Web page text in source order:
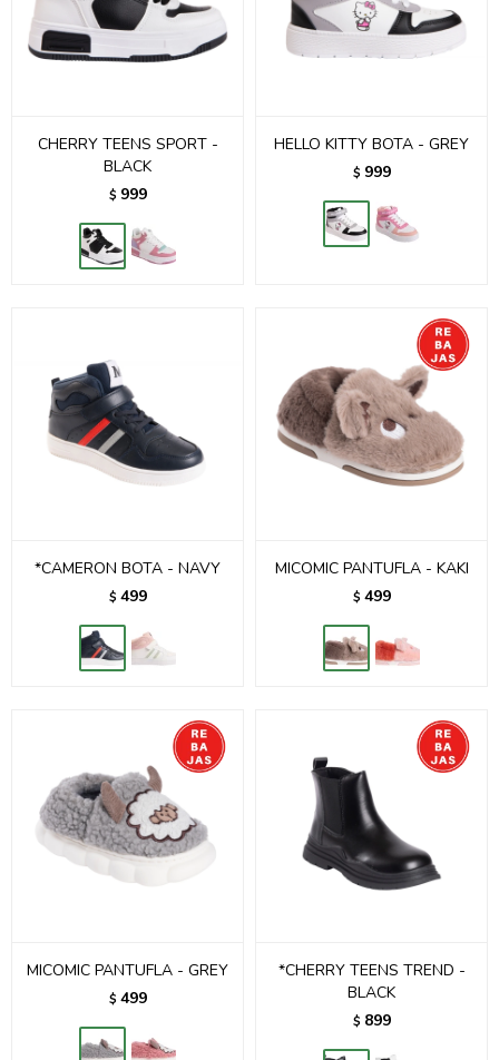
CHERRY TEENS SPORT -
BLACK
$ 999
HELLO KITTY BOTA - GREY
$ 999
*CAMERON BOTA - NAVY
$ 499
MICOMIC PANTUFLA - KAKI
$ 499
MICOMIC PANTUFLA - GREY
$ 499
*CHERRY TEENS TREND -
BLACK
$ 899